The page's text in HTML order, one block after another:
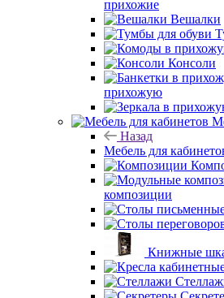
прихожие
Вешалки
Консоли
прихожую
Назад
Мебель для
композиции
Книжные